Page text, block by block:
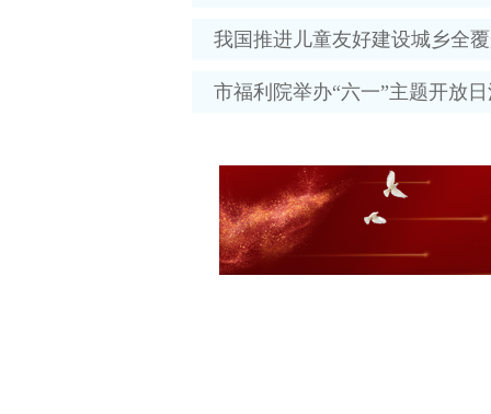
我国推进儿童友好建设城乡全
市福利院举办“六一”主题开放